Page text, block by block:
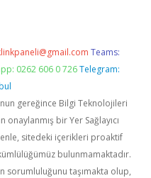
Teams:
0262 606 0 726 Telegram:
gereğince Bilgi Teknolojileri
bir Yer Sağlayıcı
sitedeki içerikleri proaktif
bulunmamaktadır.
sorumluluğunu taşımakta olup,